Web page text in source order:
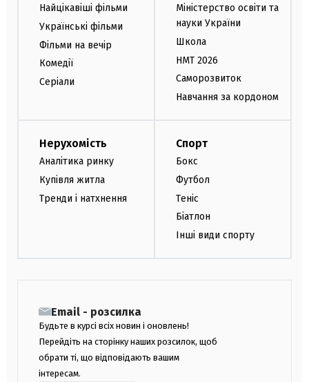
Найцікавіші фільми
Українські фільми
Фільми на вечір
Комедії
Серіали
Міністерство освіти та
науки України
Школа
НМТ 2026
Саморозвиток
Навчання за кордоном
Нерухомість
Аналітика ринку
Купівля житла
Тренди і натхнення
Спорт
Бокс
Футбол
Теніс
Біатлон
Інші види спорту
Email - розсилка
Будьте в курсі всіх новин і оновлень!
Перейдіть на сторінку наших розсилок, щоб
обрати ті, що відповідають вашим
інтересам.